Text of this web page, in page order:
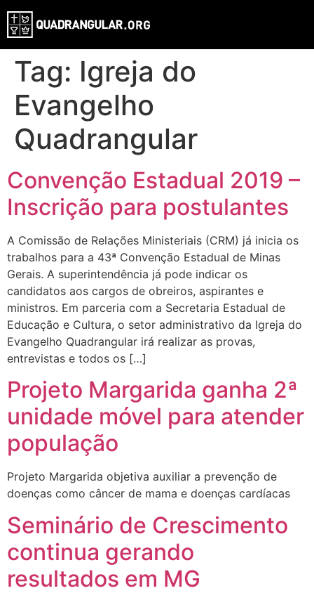
Tag: Igreja do
Evangelho
Quadrangular
Convenção Estadual 2019 –
Inscrição para postulantes
A Comissão de Relações Ministeriais (CRM) já inicia os
trabalhos para a 43ª Convenção Estadual de Minas
Gerais. A superintendência já pode indicar os
candidatos aos cargos de obreiros, aspirantes e
ministros. Em parceria com a Secretaria Estadual de
Educação e Cultura, o setor administrativo da Igreja do
Evangelho Quadrangular irá realizar as provas,
entrevistas e todos os […]
Projeto Margarida ganha 2ª
unidade móvel para atender
população
Projeto Margarida objetiva auxiliar a prevenção de
doenças como câncer de mama e doenças cardíacas
Seminário de Crescimento
continua gerando
resultados em MG